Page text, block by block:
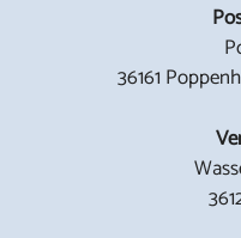
36161